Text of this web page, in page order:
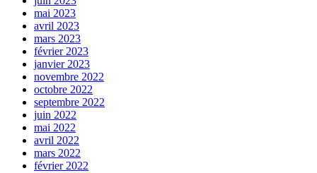
mai 2023
avril 2023
mars 2023
février 2023
janvier 2023
novembre 2022
octobre 2022
septembre 2022
juin 2022
mai 2022
avril 2022
mars 2022
février 2022